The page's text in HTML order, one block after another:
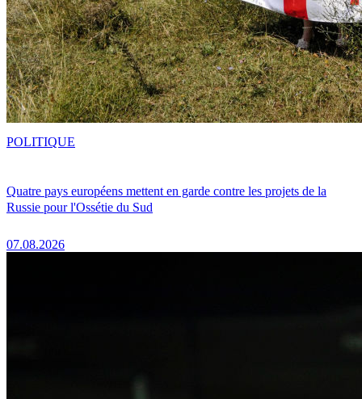
Quatre pays européens mettent en garde contre les projets de la
Russie pour l'Ossétie du Sud
07.08.2026
POLITIQUE